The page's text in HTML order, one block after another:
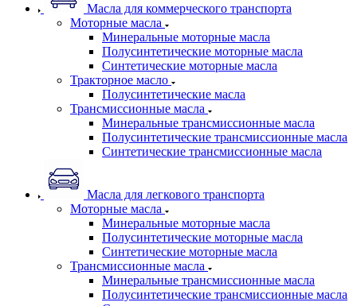
Масла для коммерческого транспорта
Моторные масла
Минеральные моторные масла
Полусинтетические моторные масла
Синтетические моторные масла
Тракторное масло
Полусинтетические масла
Трансмиссионные масла
Минеральные трансмиссионные масла
Полусинтетические трансмиссионные масла
Синтетические трансмиссионные масла
Масла для легкового транспорта
Моторные масла
Минеральные моторные масла
Полусинтетические моторные масла
Синтетические моторные масла
Трансмиссионные масла
Минеральные трансмиссионные масла
Полусинтетические трансмиссионные масла